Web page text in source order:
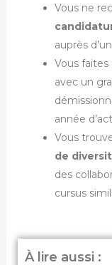
Vous ne
auprès
Vous faites
avec un
année
Vous
de
des
cursus
À lire aussi :